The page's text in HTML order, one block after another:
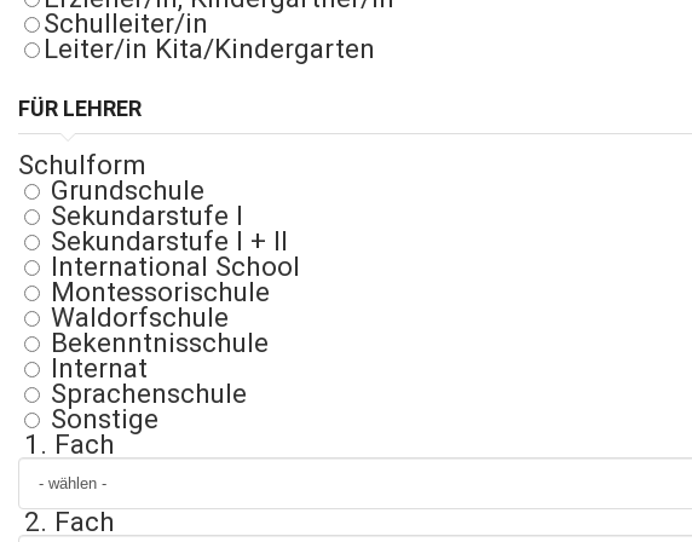
Schulleiter/in
Leiter/in Kita/Kindergarten
FÜR LEHRER
Schulform
Grundschule
Sekundarstufe I
Sekundarstufe I + II
International School
Montessorischule
Waldorfschule
Bekenntnisschule
Internat
Sprachenschule
Sonstige
1. Fach
2. Fach